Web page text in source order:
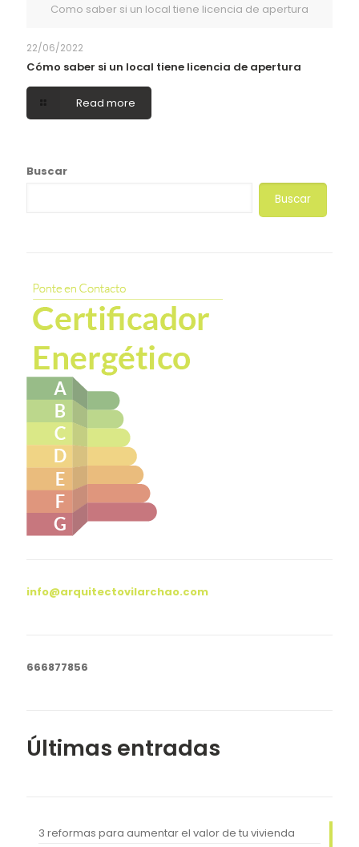
Como saber si un local tiene licencia de apertura
22/06/2022
Cómo saber si un local tiene licencia de apertura
Read more
Buscar
Buscar
info@arquitectovilarchao.com
666877856
Últimas entradas
3 reformas para aumentar el valor de tu vivienda